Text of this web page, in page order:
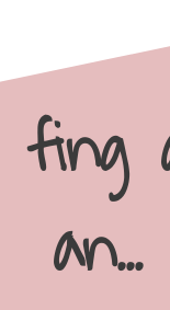
fing
an...